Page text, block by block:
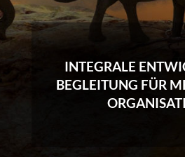
INTEGRALE
BEGLEITUNG FÜR